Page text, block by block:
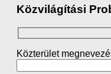
Közvilágítási
Közterület